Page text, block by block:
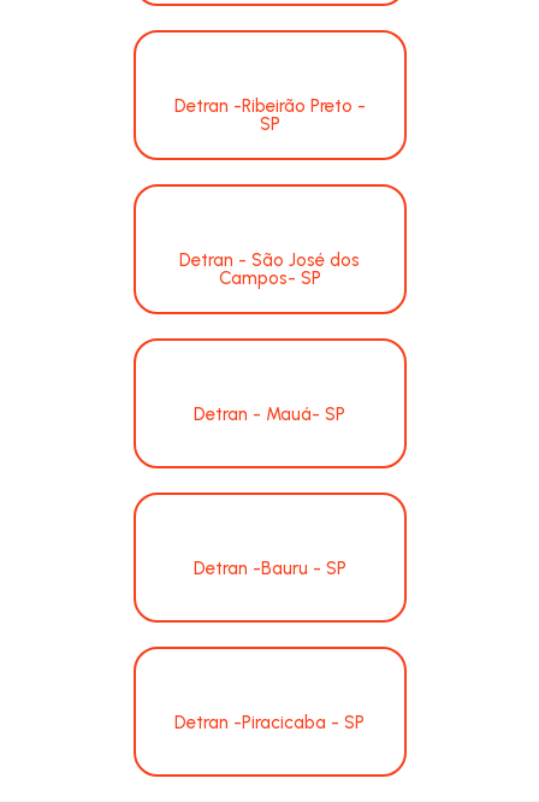
Detran -Ribeirão Preto -
SP
Detran - São José dos
Campos- SP
Detran - Mauá- SP
Detran -Bauru - SP
Detran -Piracicaba - SP